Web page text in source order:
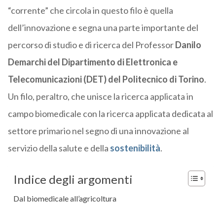
“corrente” che circola in questo filo è quella
dell’innovazione e segna una parte importante del
percorso di studio e di ricerca del ProfessorDanilo
Demarchi del Dipartimento di Elettronica e
Telecomunicazioni (DET) del Politecnico di Torino.
Un filo, peraltro, che unisce la ricerca applicata in
campo biomedicale con la ricerca applicata dedicata al
settore primario nel segno di una innovazione al
servizio della salute e della sostenibilità.
Indice degli argomenti
Dal biomedicale all’agricoltura